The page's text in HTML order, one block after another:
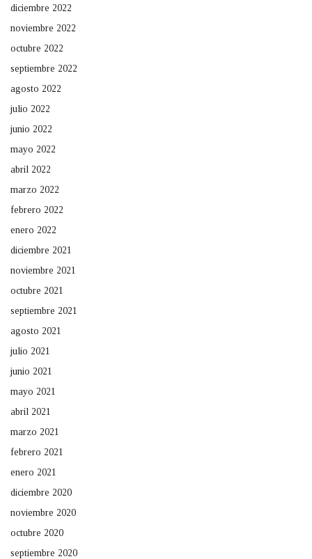
diciembre 2022
noviembre 2022
octubre 2022
septiembre 2022
agosto 2022
julio 2022
junio 2022
mayo 2022
abril 2022
marzo 2022
febrero 2022
enero 2022
diciembre 2021
noviembre 2021
octubre 2021
septiembre 2021
agosto 2021
julio 2021
junio 2021
mayo 2021
abril 2021
marzo 2021
febrero 2021
enero 2021
diciembre 2020
noviembre 2020
octubre 2020
septiembre 2020